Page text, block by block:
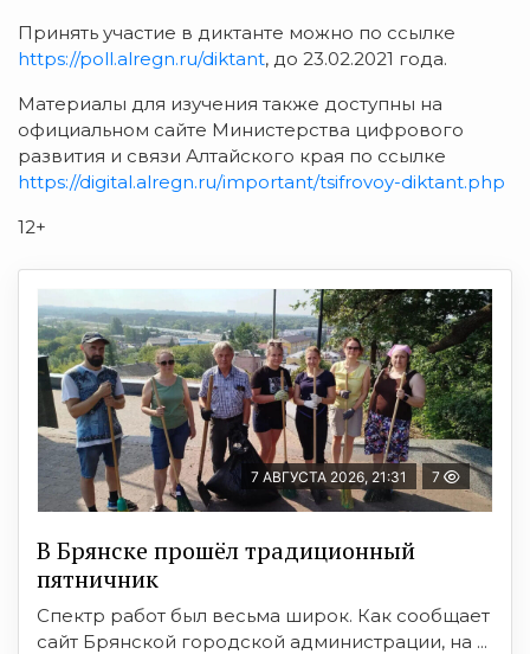
Принять участие в диктанте можно по ссылке
https://poll.alregn.ru/diktant, до 23.02.2021 года.
Материалы для изучения также доступны на
официальном сайте Министерства цифрового
развития и связи Алтайского края по ссылке
https://digital.alregn.ru/important/tsifrovoy-diktant.php
12+
7 АВГУСТА 2026, 21:31 7
В Брянске прошёл традиционный
пятничник
Спектр работ был весьма широк. Как сообщает
сайт Брянской городской администрации, на ...